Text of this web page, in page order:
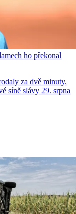
ho překonal
za dvě minuty.
síně slávy 29. srpna